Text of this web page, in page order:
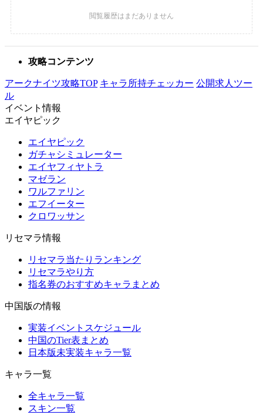
攻略コンテンツ
アークナイツ攻略TOP キャラ所持チェッカー 公開求人ツー
ル
イベント情報
エイヤピック
エイヤピック
ガチャシミュレーター
エイヤフィヤトラ
マゼラン
ワルファリン
エフイーター
クロワッサン
リセマラ情報
リセマラ当たりランキング
リセマラやり方
指名券のおすすめキャラまとめ
中国版の情報
実装イベントスケジュール
中国のTier表まとめ
日本版未実装キャラ一覧
キャラ一覧
全キャラ一覧
スキン一覧